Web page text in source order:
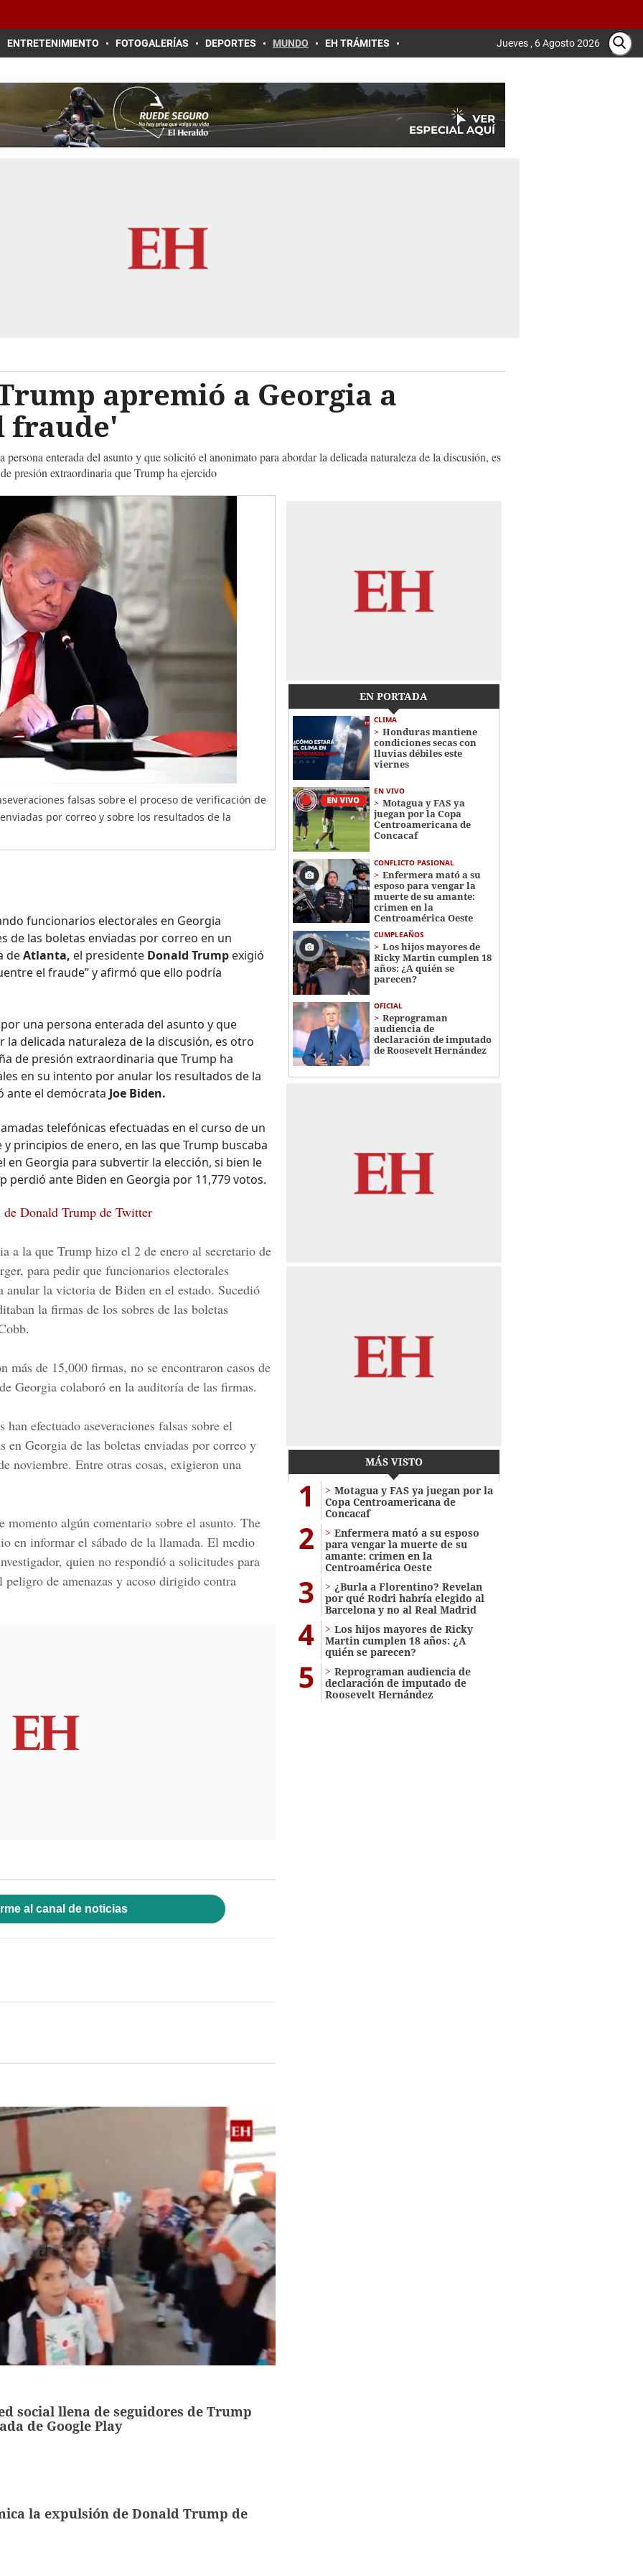
ENTRETENIMIENTO FOTOGALERÍAS DEPORTES MUNDO EH TRÁMITES Jueves , 6 Agosto 2026
apremió a Georgia a
fraude'
enterada del asunto y que solicitó el anonimato para abordar la delicada naturaleza de la discusión, es
presión extraordinaria que Trump ha ejercido
falsas sobre el proceso de verificación de
por correo y sobre los resultados de la
funcionarios electorales en Georgia
de las boletas enviadas por correo en un
deAtlanta, el presidente Donald Trump exigió
el fraude” y afirmó que ello podría
una persona enterada del asunto y que
delicada naturaleza de la discusión, es otro
de presión extraordinaria que Trump ha
en su intento por anular los resultados de la
ante el demócrata Joe Biden.
telefónicas efectuadas en el curso de un
principios de enero, en las que Trump buscaba
en Georgia para subvertir la elección, si bien le
perdió ante Biden en Georgia por 11,779 votos.
Donald Trump de Twitter
a la que Trump hizo el 2 de enero al secretario de
para pedir que funcionarios electorales
anular la victoria de Biden en el estado. Sucedió
la firmas de los sobres de las boletas
más de 15,000 firmas, no se encontraron casos de
Georgia colaboró en la auditoría de las firmas.
efectuado aseveraciones falsas sobre el
en Georgia de las boletas enviadas por correo y
noviembre. Entre otras cosas, exigieron una
algún comentario sobre el asunto. The
en informar el sábado de la llamada. El medio
quien no respondió a solicitudes para
de amenazas y acoso dirigido contra
al canal de noticias
social llena de seguidores de Trump
de Google Play
la expulsión de Donald Trump de
EN PORTADA
CLIMA
Honduras mantiene
condiciones secas con
lluvias débiles este
viernes
EN VIVO
Motagua y FAS ya
juegan por la Copa
Centroamericana de
Concacaf
CONFLICTO PASIONAL
Enfermera mató a su
esposo para vengar la
muerte de su amante:
crimen en la
Centroamérica Oeste
CUMPLEAÑOS
Los hijos mayores de
Ricky Martin cumplen 18
años: ¿A quién se
parecen?
OFICIAL
Reprograman
audiencia de
declaración de imputado
de Roosevelt Hernández
MÁS VISTO
1
Motagua y FAS ya juegan por la
Copa Centroamericana de
Concacaf
2
Enfermera mató a su esposo
para vengar la muerte de su
amante: crimen en la
Centroamérica Oeste
3
¿Burla a Florentino? Revelan
por qué Rodri habría elegido al
Barcelona y no al Real Madrid
4
Los hijos mayores de Ricky
Martin cumplen 18 años: ¿A
quién se parecen?
5
Reprograman audiencia de
declaración de imputado de
Roosevelt Hernández